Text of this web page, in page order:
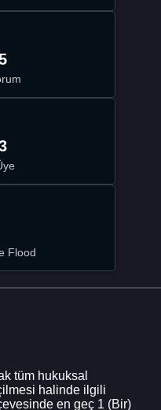
Flood
tüm hukuksal
halinde ilgili
en geç 1 (Bir)